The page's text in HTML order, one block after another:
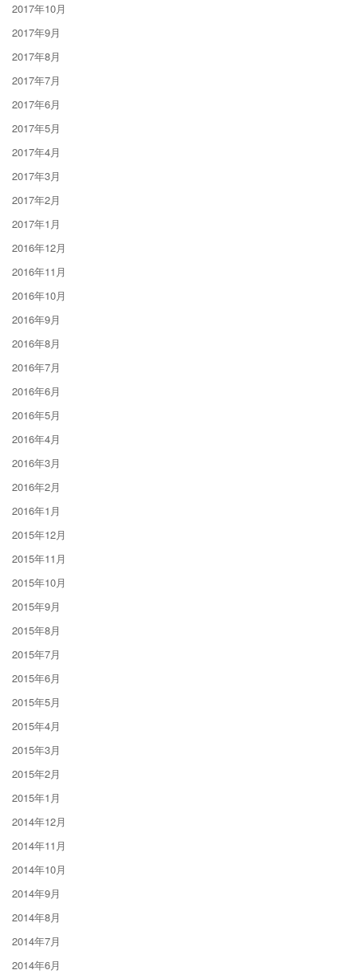
2017年10月
2017年9月
2017年8月
2017年7月
2017年6月
2017年5月
2017年4月
2017年3月
2017年2月
2017年1月
2016年12月
2016年11月
2016年10月
2016年9月
2016年8月
2016年7月
2016年6月
2016年5月
2016年4月
2016年3月
2016年2月
2016年1月
2015年12月
2015年11月
2015年10月
2015年9月
2015年8月
2015年7月
2015年6月
2015年5月
2015年4月
2015年3月
2015年2月
2015年1月
2014年12月
2014年11月
2014年10月
2014年9月
2014年8月
2014年7月
2014年6月